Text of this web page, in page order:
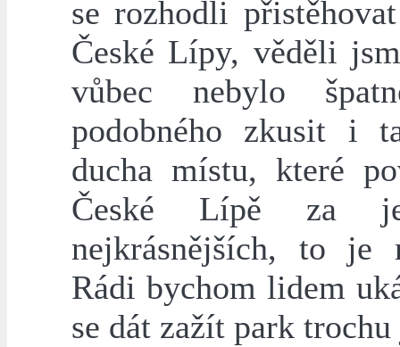
se rozhodli
České Lípy, věděli
vůbec nebylo
podobného zkusit i
ducha místu, které
České Lípě za
nejkrásnějších, to je
Rádi bychom lidem
se dát zažít park